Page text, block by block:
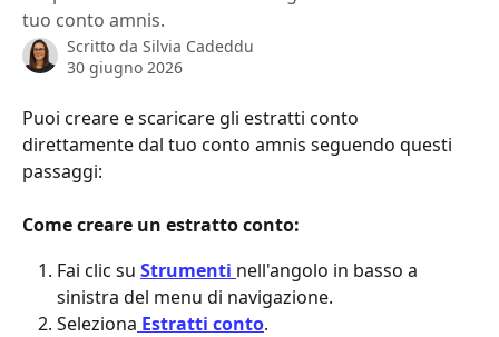
tuo conto amnis.
Scritto da Silvia Cadeddu
30 giugno 2026
Puoi creare e scaricare gli estratti conto
direttamente dal tuo conto amnis seguendo questi
passaggi:
Come creare un estratto conto:
Fai clic su Strumenti nell'angolo in basso a
sinistra del menu di navigazione.
Seleziona Estratti conto.